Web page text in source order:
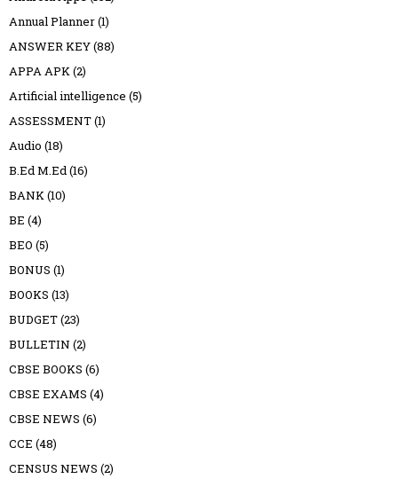
Annual Planner(1)
ANSWER KEY(88)
APPA APK(2)
Artificial intelligence (5)
ASSESSMENT(1)
Audio (18)
B.Ed M.Ed(16)
BANK(10)
BE (4)
BEO (5)
BONUS (1)
BOOKS (13)
BUDGET(23)
BULLETIN (2)
CBSE BOOKS (6)
CBSE EXAMS (4)
CBSE NEWS (6)
CCE (48)
CENSUS NEWS (2)